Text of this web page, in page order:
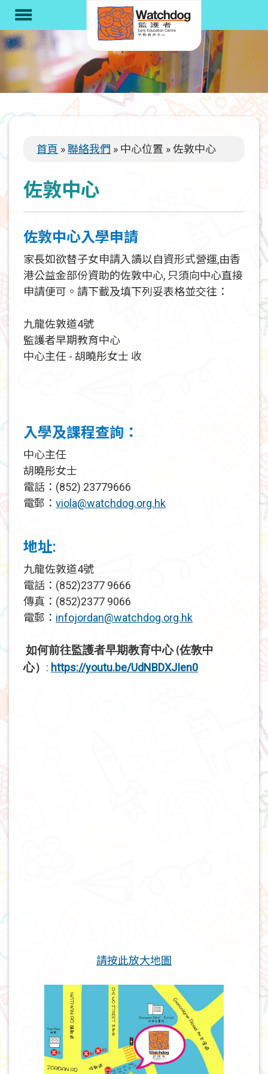
主
內
容
menu
導
連
結
首頁 聯絡我們 中心位置 佐敦中心
佐敦中心
佐敦中心入學申請
家長如欲替子女申請入讀以自資形式營運,由香
港公益金部份資助的佐敦中心, 只須向中心直接
申請便可。請下載及填下列妥表格並交往：
九龍佐敦道4號
監護者早期教育中心
中心主任 - 胡曉彤女士 收
入學及課程查詢：
中心主任
胡曉彤女士
電話：(852) 23779666
電郵： viola@watchdog.org.hk
地址:
九龍佐敦道4號
電話：(852)2377 9666
傳真：(852)2377 9066
電郵： infojordan@watchdog.org.hk
如何前往監護者早期教育中心 (佐敦中
心） : https://youtu.be/UdNBDXJIen0
請按此放大地圖